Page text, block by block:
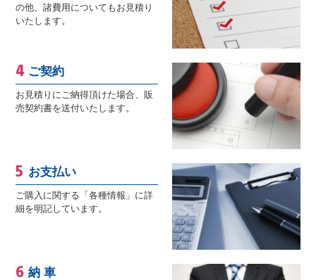
の他、諸費用についてもお見積り
いたします。
ご契約
お見積りにご納得頂けた場合、販
売契約書を送付いたします。
お支払い
ご購入に関する「各種情報」に詳
細を明記しています。
納 車